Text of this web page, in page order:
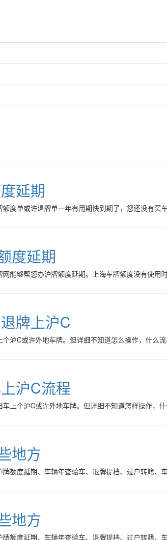
延期
度单或许退牌单一年有用期快到期了，您还没有买
度延期
能够帮您办沪牌额度延期。上海车牌额度没有使
牌上沪C
沪C或许外地车牌。但详细不知道怎么操作，什么
沪C流程
上个沪C或许外地车牌。但详细不知道怎样操作，
地方
额度延期、车辆年查验车、退牌提档、过户转籍、
地方
额度延期、车辆年查验车、退牌提档、过户转籍